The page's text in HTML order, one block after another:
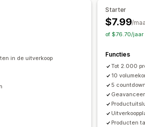
in de uitverkoop
Starter
$7.99/
of $76.70/jaar
Functies
Tot 2.000
10
5
Producten